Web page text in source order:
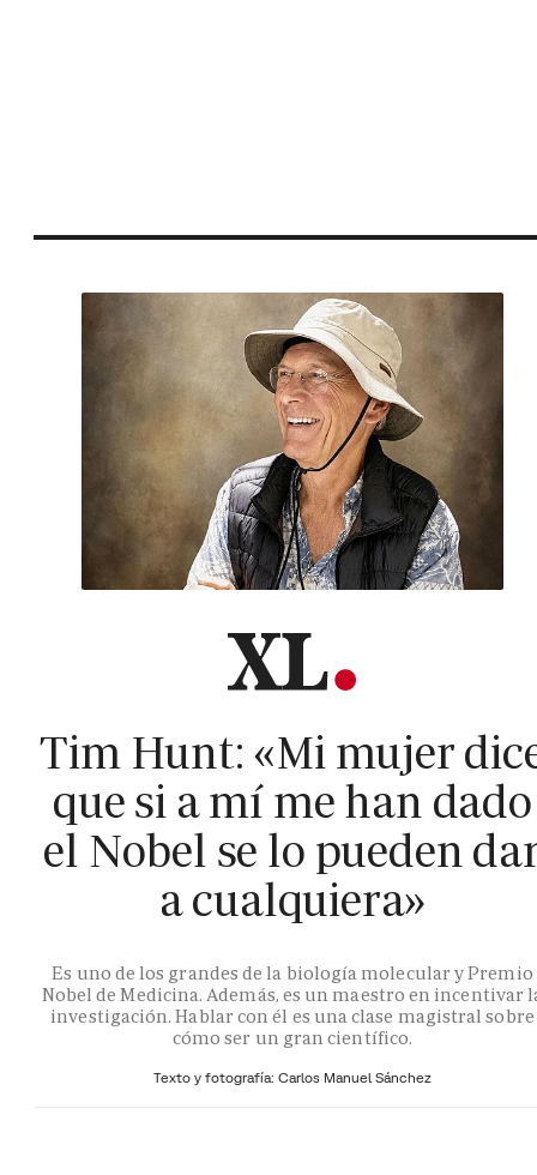
Tim Hunt: «Mi mujer
que si a mí me han dado
el Nobel se lo pueden
a cualquiera»
Es uno de los grandes de la biología molecular y Premio
Nobel de Medicina. Además, es un maestro en incentivar
investigación. Hablar con él es una clase magistral sobre
cómo ser un gran científico.
Texto y fotografía: Carlos Manuel Sánchez